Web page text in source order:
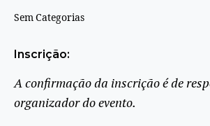
Sem Categorias
Inscrição:
A confirmação da inscrição é de
organizador do evento.